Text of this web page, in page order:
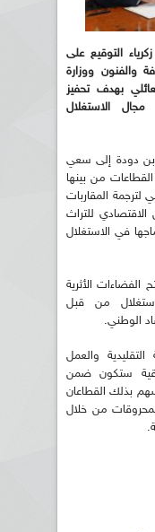
التوقيع على
والفنون ووزارة
بهدف تحفيز
الاستغلال
بن دودة إلى سعي
من بينها
لترجمة المقاربات
الاقتصادي للتراث
في الاستغلال
الأثرية
من قبل
الوطني.
والعمل
ستكون ضمن
بذلك القطاعان
من خلال